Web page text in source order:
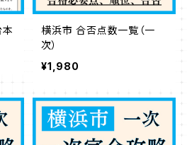
本
横浜市 合否点数一覧（一
次）
¥1,980